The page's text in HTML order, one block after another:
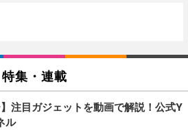
特集・連載
】注目ガジェットを動画で解説！公式Y
ル